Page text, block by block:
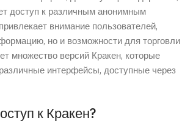
доступ к различным анонимным
внимание пользователей,
но и возможности для торговли
множество версий Кракен, которые
интерфейсы, доступные через
к Кракен?